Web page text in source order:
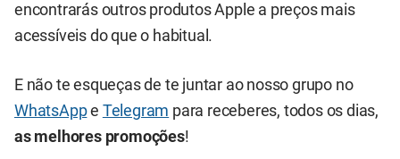
encontrarás outros produtos Apple a preços mais
acessíveis do que o habitual.
E não te esqueças de te juntar ao nosso grupo no
WhatsAppe Telegram para receberes, todos os dias,
as melhores promoções!